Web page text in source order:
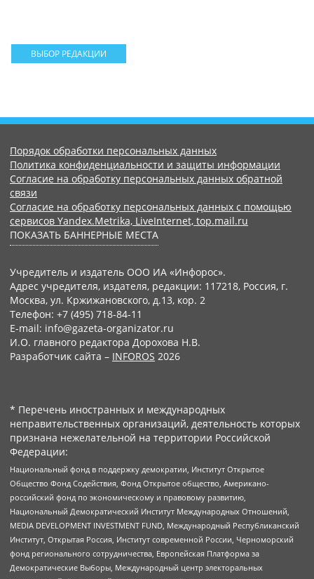
ВЫБОР РЕДАКЦИИ
Порядок обработки персональных данных
Политика конфиденциальности и защиты информации
Согласие на обработку персональных данных обратной
связи
Согласие на обработку персональных данных с помощью
сервисов Yandex.Metrika, LiveInternet, top.mail.ru
ПОКАЗАТЬ БАННЕРНЫЕ МЕСТА
Учредитель и издатель ООО ИА «Инфорос».
Адрес учредителя, издателя, редакции: 117218, Россия, г.
Москва, ул. Кржижановского, д.13, кор. 2
Телефон: +7 (495) 718-84-11
E-mail: info@gazeta-organizator.ru
И.О. главного редактора Дорохова Н.В.
Разработчик сайта – INFOROS 2026
* Перечень иностранных и международных
неправительственных организаций, деятельность которых
признана нежелательной на территории Российской
Федерации:
Национальный фонд в поддержку демократии, Институт Открытое
Общество Фонд Содействия, Фонд Открытое общество, Американо-
российский фонд по экономическому и правовому развитию,
Национальный Демократический Институт Международных Отношений,
MEDIA DEVELOPMENT INVESTMENT FUND, Международный Республиканский
Институт, Открытая Россия, Институт современной России, Черноморский
фонд регионального сотрудничества, Европейская Платформа за
Демократические Выборы, Международный центр электоральных